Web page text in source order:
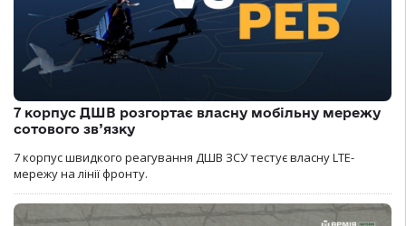
7 корпус ДШВ розгортає власну мобільну мережу
сотового зв’язку
7 корпус швидкого реагування ДШВ ЗСУ тестує власну LTE-
мережу на лінії фронту.